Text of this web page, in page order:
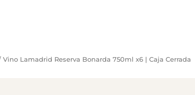
Vino Lamadrid Reserva Bonarda 750ml x6 | Caja Cerrada